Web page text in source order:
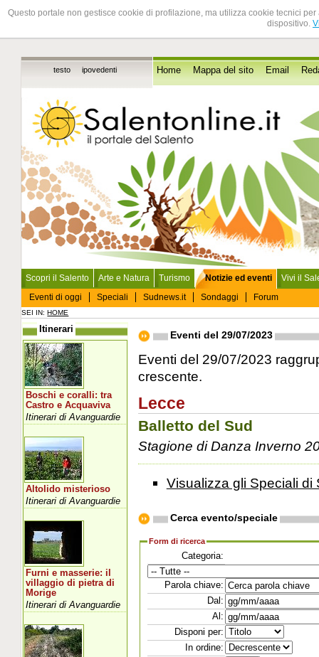
Questo portale non gestisce cookie di profilazione, ma utilizza cookie tecnici
dispositivo.
testo ipovedenti Home Mappa del sito Email
Scopri il Salento Arte e Natura Turismo
Notizie ed eventi
Eventi di oggi
Speciali Sudnews.it Sondaggi Forum
Vivi il
SEI IN:HOME
Eventi del 29/07/2023
Eventi del 29/07/2023
crescente.
Lecce
Balletto del Sud
Stagione di Danza Inverno
Visualizza gli Speciali di
Cerca evento/speciale
Form di ricerca
Categoria:
Parola chiave:
Dal:
Al:
Disponi per:
In ordine:
Itinerari
Boschi e coralli: tra
Castro e Acquaviva
Itinerari di Avanguardie
Altolido misterioso
Itinerari di Avanguardie
Furni e masserie: il
villaggio di pietra di
Morige
Itinerari di Avanguardie